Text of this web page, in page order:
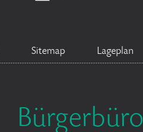
Sitemap Lageplan
Bürgerbüro